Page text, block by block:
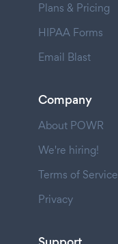
Plans & Pricing
HIPAA Forms
Email Blast
Company
About POWR
We're hiring!
Terms of Service
Privacy